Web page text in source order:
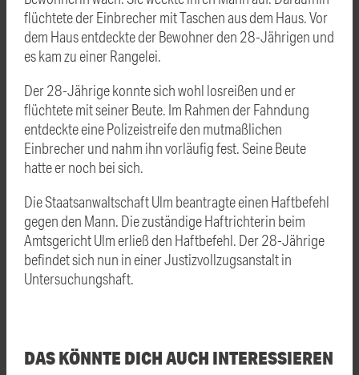
flüchtete der Einbrecher mit Taschen aus dem Haus. Vor
dem Haus entdeckte der Bewohner den 28-Jährigen und
es kam zu einer Rangelei.
Der 28-Jährige konnte sich wohl losreißen und er
flüchtete mit seiner Beute. Im Rahmen der Fahndung
entdeckte eine Polizeistreife den mutmaßlichen
Einbrecher und nahm ihn vorläufig fest. Seine Beute
hatte er noch bei sich.
Die Staatsanwaltschaft Ulm beantragte einen Haftbefehl
gegen den Mann. Die zuständige Haftrichterin beim
Amtsgericht Ulm erließ den Haftbefehl. Der 28-Jährige
befindet sich nun in einer Justizvollzugsanstalt in
Untersuchungshaft.
DAS KÖNNTE DICH AUCH INTERESSIEREN